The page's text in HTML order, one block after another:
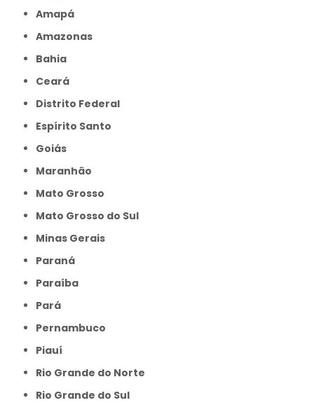
Amapá
Amazonas
Bahia
Ceará
Distrito Federal
Espírito Santo
Goiás
Maranhão
Mato Grosso
Mato Grosso do Sul
Minas Gerais
Paraná
Paraíba
Pará
Pernambuco
Piauí
Rio Grande do Norte
Rio Grande do Sul